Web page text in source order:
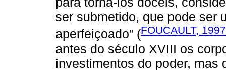
ser submetido, que pode ser
aperfeiçoado” (FOUCAULT,
antes do século XVIII os
investimentos do poder, mas